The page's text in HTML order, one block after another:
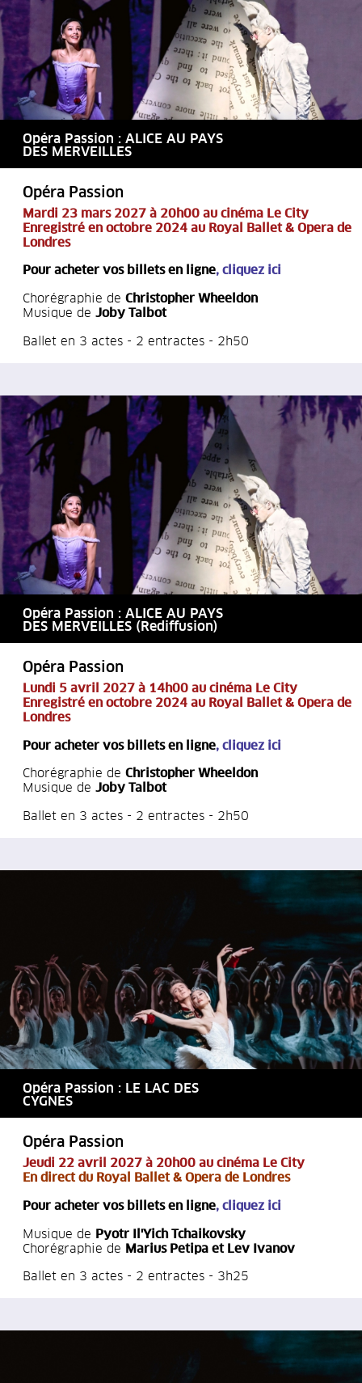
Opéra Passion : ALICE AU PAYS
DES MERVEILLES
Opéra Passion
Mardi 23 mars 2027 à 20h00 au cinéma Le City
Enregistré en octobre 2024 au Royal Ballet & Opera de
Londres
Pour acheter vos billets en ligne, cliquez ici
Chorégraphie de Christopher Wheeldon
Musique de Joby Talbot
Ballet en 3 actes - 2 entractes - 2h50
Opéra Passion : ALICE AU PAYS
DES MERVEILLES (Rediffusion)
Opéra Passion
Lundi 5 avril 2027 à 14h00 au cinéma Le City
Enregistré en octobre 2024 au Royal Ballet & Opera de
Londres
Pour acheter vos billets en ligne, cliquez ici
Chorégraphie de Christopher Wheeldon
Musique de Joby Talbot
Ballet en 3 actes - 2 entractes - 2h50
Opéra Passion : LE LAC DES
CYGNES
Opéra Passion
Jeudi 22 avril 2027 à 20h00 au cinéma Le City
En direct du Royal Ballet & Opera de Londres
Pour acheter vos billets en ligne, cliquez ici
Musique de
Pyotr Il'Yich Tchaikovsky
Chorégraphie de Marius Petipa et Lev Ivanov
Ballet en 3 actes - 2 entractes - 3h25